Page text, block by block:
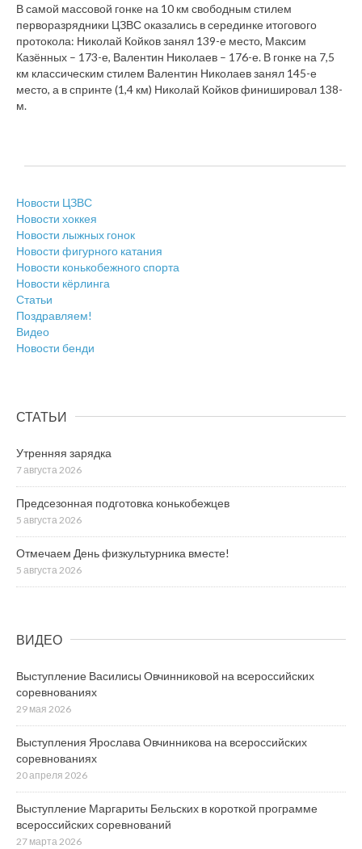
В самой массовой гонке на 10 км свободным стилем
перворазрядники ЦЗВС оказались в серединке итогового
протокола: Николай Койков занял 139-е место, Максим
Казённых – 173-е, Валентин Николаев – 176-е. В гонке на 7,5
км классическим стилем Валентин Николаев занял 145-е
место, а в спринте (1,4 км) Николай Койков финишировал 138-
м.
Новости ЦЗВС
Новости хоккея
Новости лыжных гонок
Новости фигурного катания
Новости конькобежного спорта
Новости кёрлинга
Статьи
Поздравляем!
Видео
Новости бенди
СТАТЬИ
Утренняя зарядка
7 августа 2026
Предсезонная подготовка конькобежцев
5 августа 2026
Отмечаем День физкультурника вместе!
5 августа 2026
ВИДЕО
Выступление Василисы Овчинниковой на всероссийских
соревнованиях
29 мая 2026
Выступления Ярослава Овчинникова на всероссийских
соревнованиях
20 апреля 2026
Выступление Маргариты Бельских в короткой программе
всероссийских соревнований
27 марта 2026